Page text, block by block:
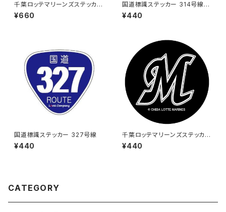
千葉ロッテマリーンズステッカー
13（大）
¥660
国道標識ステッカー 314号線
（ブラック）
¥440
国道標識ステッカー 327号線
¥440
千葉ロッテマリーンズステッカー
6
¥440
CATEGORY